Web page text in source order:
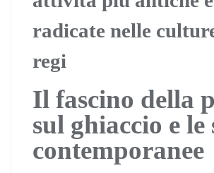
radicate nelle
regi
Il fascino della
sul ghiaccio e le
contemporanee